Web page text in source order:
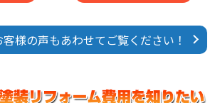
様の声もあわせてご覧ください！